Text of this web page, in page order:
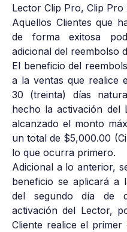
Lector Clip Pro, Clip Pro
Aquellos Clientes que
de forma exitosa
adicional del reembolso
El beneficio del
a la ventas que realice
30 (treinta) días
hecho la activación del
alcanzado el monto
un total de $5,000.00
lo que ocurra primero.
Adicional a lo anterior,
beneficio se aplicará a
del segundo día de
activación del Lector,
Cliente realice el